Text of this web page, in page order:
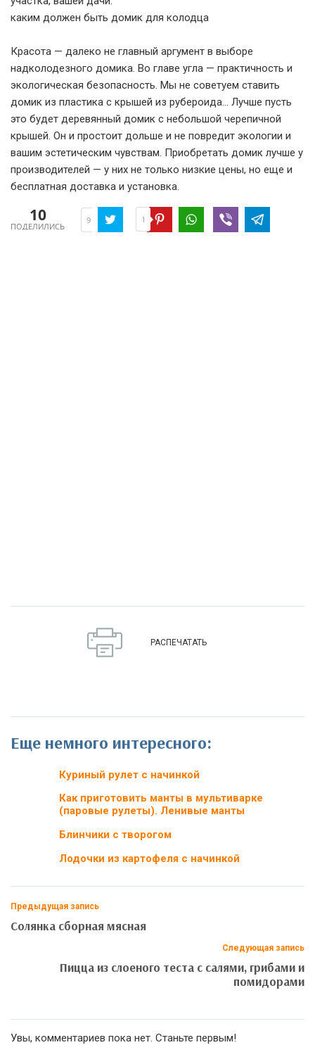
каким должен быть домик для колодца
Красота — далеко не главный аргумент в выборе
надколодезного домика. Во главе угла — практичность и
экологическая безопасность. Мы не советуем ставить
домик из пластика с крышей из рубероида… Лучше пусть
это будет деревянный домик с небольшой черепичной
крышей. Он и простоит дольше и не повредит экологии и
вашим эстетическим чувствам. Приобретать домик лучше у
производителей — у них не только низкие цены, но еще и
бесплатная доставка и установка.
10
ПОДЕЛИЛИСЬ
9 1
РАСПЕЧАТАТЬ
Еще немного интересного:
Куриный рулет с начинкой
Как приготовить манты в мультиварке
(паровые рулеты). Ленивые манты
Блинчики с творогом
Лодочки из картофеля с начинкой
Предыдущая запись
Солянка сборная мясная
Следующая запись
Пицца из слоеного теста с салями, грибами и
помидорами
Увы, комментариев пока нет. Станьте первым!